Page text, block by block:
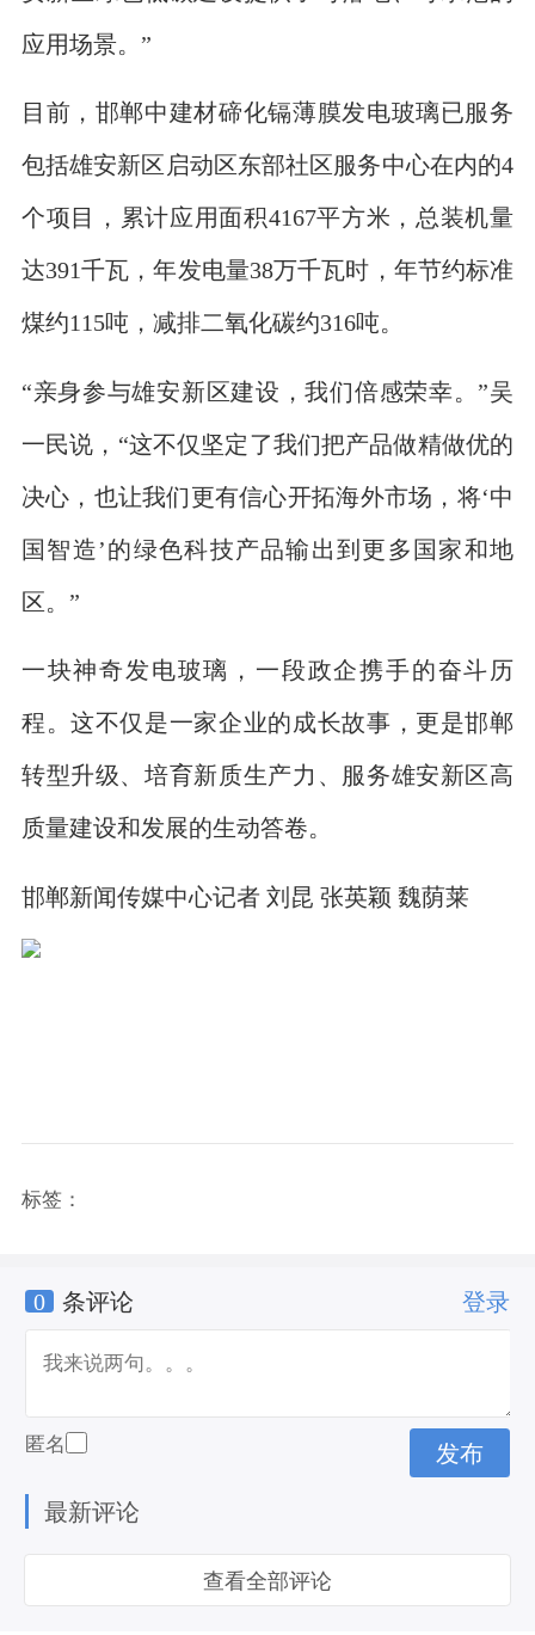
应用场景。”
目前，邯郸中建材碲化镉薄膜发电玻璃已服务
包括雄安新区启动区东部社区服务中心在内的4
个项目，累计应用面积4167平方米，总装机量
达391千瓦，年发电量38万千瓦时，年节约标准
煤约115吨，减排二氧化碳约316吨。
“亲身参与雄安新区建设，我们倍感荣幸。”吴
一民说，“这不仅坚定了我们把产品做精做优的
决心，也让我们更有信心开拓海外市场，将‘中
国智造’的绿色科技产品输出到更多国家和地
区。”
一块神奇发电玻璃，一段政企携手的奋斗历
程。这不仅是一家企业的成长故事，更是邯郸
转型升级、培育新质生产力、服务雄安新区高
质量建设和发展的生动答卷。
邯郸新闻传媒中心记者 刘昆 张英颖 魏荫莱
标签：
0 条评论 登录
匿名
最新评论
查看全部评论